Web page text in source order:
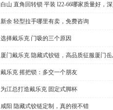
白山 直角回转锁 平装 l22-66哪家质量好，
新余 轻型拉手哪里有卖，免费咨询
选择戴乐克 门吸的三个原因
厦门戴乐克 隐藏式铰链，高品质征服厦门
戴乐克 摇把锁：多交一个朋友
为江总打造戴乐克 固定式脚杯
咸阳 隐藏式铰链定制，真的很不错